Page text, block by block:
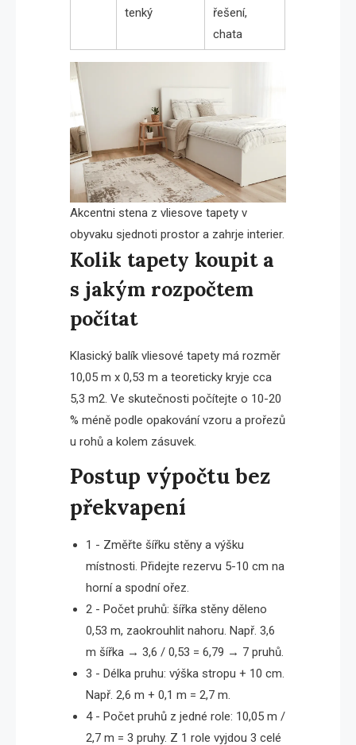
tenký
řešení,
chata
Akcentni stena z vliesove tapety v
obyvaku sjednoti prostor a zahrje interier.
Kolik tapety koupit a
s jakým rozpočtem
počítat
Klasický balík vliesové tapety má rozměr
10,05 m x 0,53 m a teoreticky kryje cca
5,3 m2. Ve skutečnosti počítejte o 10-20
% méně podle opakování vzoru a prořezů
u rohů a kolem zásuvek.
Postup výpočtu bez
překvapení
1 - Změřte šířku stěny a výšku
místnosti. Přidejte rezervu 5-10 cm na
horní a spodní ořez.
2 - Počet pruhů: šířka stěny děleno
0,53 m, zaokrouhlit nahoru. Např. 3,6
m šířka → 3,6 / 0,53 = 6,79 → 7 pruhů.
3 - Délka pruhu: výška stropu + 10 cm.
Např. 2,6 m + 0,1 m = 2,7 m.
4 - Počet pruhů z jedné role: 10,05 m /
2,7 m = 3 pruhy. Z 1 role vyjdou 3 celé